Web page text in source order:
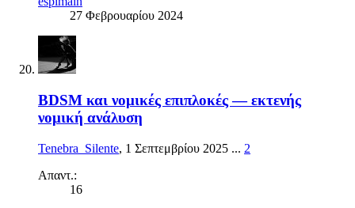
27 Φεβρουαρίου 2024
BDSM και νομικές επιπλοκές — εκτενής
νομική ανάλυση
Tenebra_Silente, 1 Σεπτεμβρίου 2025 ... 2
Απαντ.:
16